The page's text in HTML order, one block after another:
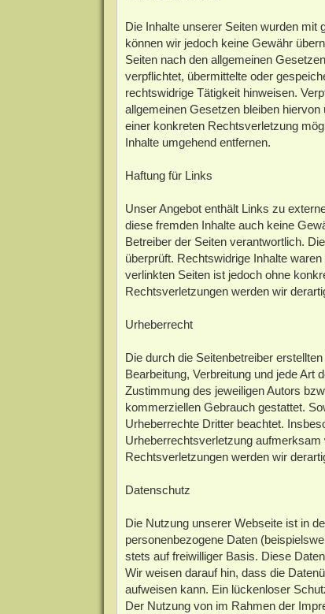
Die Inhalte unserer Seiten wurden mit
können wir jedoch keine Gewähr
Seiten nach den allgemeinen
verpflichtet, übermittelte oder
rechtswidrige Tätigkeit hinweisen.
allgemeinen Gesetzen bleiben
einer konkreten Rechtsverletzung
Inhalte umgehend entfernen.
Haftung für Links
Unser Angebot enthält Links zu
diese fremden Inhalte auch keine
Betreiber der Seiten verantwortlich.
überprüft. Rechtswidrige Inhalte
verlinkten Seiten ist jedoch ohne
Rechtsverletzungen werden wir
Urheberrecht
Die durch die Seitenbetreiber
Bearbeitung, Verbreitung und jede Art
Zustimmung des jeweiligen Autors
kommerziellen Gebrauch gestattet.
Urheberrechte Dritter beachtet.
Urheberrechtsverletzung
Rechtsverletzungen werden wir
Datenschutz
Die Nutzung unserer Webseite ist in
personenbezogene Daten
stets auf freiwilliger Basis. Diese
Wir weisen darauf hin, dass die
aufweisen kann. Ein lückenloser
Der Nutzung von im Rahmen der